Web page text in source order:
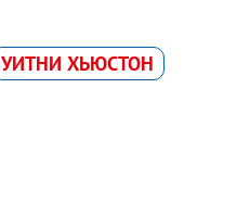
УИТНИ ХЬЮСТОН